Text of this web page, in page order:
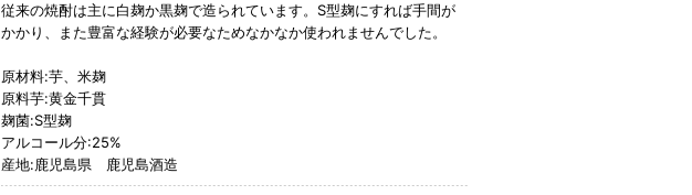
従来の焼酎は主に白麹か黒麹で造られています。S型麹にすれば手間が
かかり、また豊富な経験が必要なためなかなか使われませんでした。
原材料:芋、米麹
原料芋:黄金千貫
麹菌:S型麹
アルコール分:25%
産地:鹿児島県 鹿児島酒造